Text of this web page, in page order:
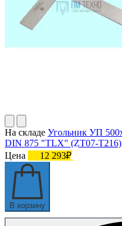
На складе Угольник УП
DIN 875 "TLX" (ZT07-T216)
Цена
12 293₽
В корзину